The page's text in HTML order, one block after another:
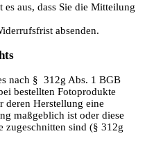
aus, dass Sie die Mitteilung
absenden.
nach § 312g Abs. 1 BGB
bestellten Fotoprodukte
Herstellung eine
maßgeblich ist oder diese
zugeschnitten sind (§ 312g